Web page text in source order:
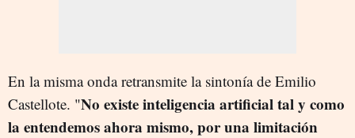
En la misma onda retransmite la sintonía de Emilio
Castellote. "No existe inteligencia artificial tal y como
la entendemos ahora mismo, por una limitación